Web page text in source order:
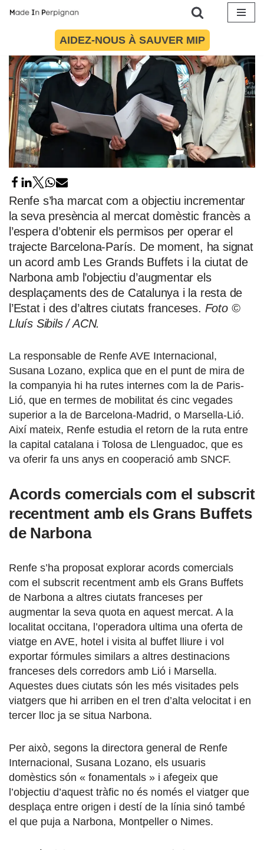
contenu
AIDEZ-NOUS À SAUVER MIP
Renfe s’ha marcat com a objectiu incrementar
la seva presència al mercat domèstic francès a
l’espera d’obtenir els permisos per operar el
trajecte Barcelona-París. De moment, ha signat
un acord amb Les Grands Buffets i la ciutat de
Narbona amb l’objectiu d’augmentar els
desplaçaments des de Catalunya i la resta de
l’Estat i des d’altres ciutats franceses. Foto ©
Lluís Sibils / ACN.
La responsable de Renfe AVE Internacional,
Susana Lozano, explica que en el punt de mira de
la companyia hi ha rutes internes com la de Paris-
Lió, que en termes de mobilitat és cinc vegades
superior a la de Barcelona-Madrid, o Marsella-Lió.
Així mateix, Renfe estudia el retorn de la ruta entre
la capital catalana i Tolosa de Llenguadoc, que es
va oferir fa uns anys en cooperació amb SNCF.
Acords comercials com el subscrit
recentment amb els Grans Buffets
de Narbona
Renfe s’ha proposat explorar acords comercials
com el subscrit recentment amb els Grans Buffets
de Narbona a altres ciutats franceses per
augmentar la seva quota en aquest mercat. A la
localitat occitana, l’operadora ultima una oferta de
viatge en AVE, hotel i visita al buffet lliure i vol
exportar fórmules similars a altres destinacions
franceses dels corredors amb Lió i Marsella.
Aquestes dues ciutats són les més visitades pels
viatgers que hi arriben en el tren d’alta velocitat i en
tercer lloc ja se situa Narbona.
Per això, segons la directora general de Renfe
Internacional, Susana Lozano, els usuaris
domèstics són « fonamentals » i afegeix que
l’objectiu d’aquest tràfic no és només el viatger que
desplaça entre origen i destí de la línia sinó també
el que puja a Narbona, Montpeller o Nimes.